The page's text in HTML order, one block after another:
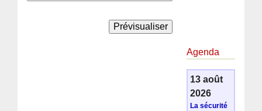
Agenda
13 août
2026
La sécurité